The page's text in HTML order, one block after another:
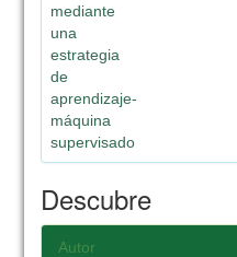
mediante
una
estrategia
de
aprendizaje-
máquina
supervisado
Descubre
Autor